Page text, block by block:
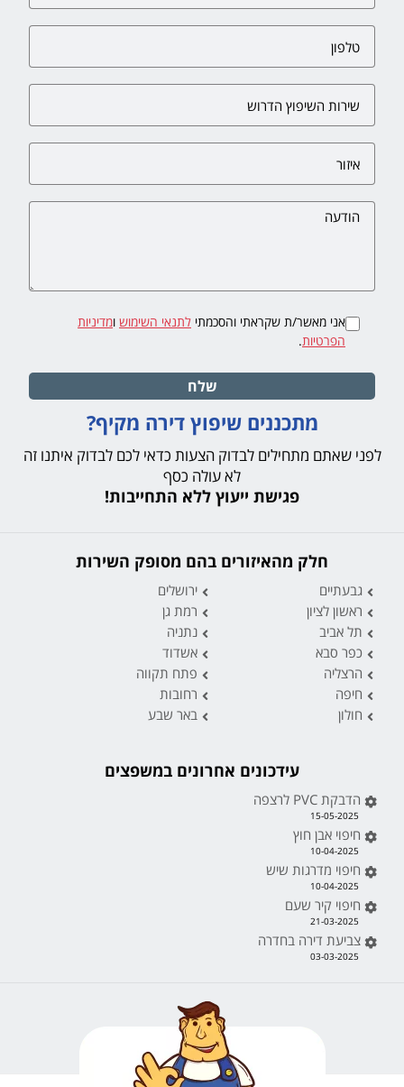
אני מאשר/ת שקראתי והסכמתי לתנאי השימוש ומדיניות
הפרטיות.
שלח
מתכננים שיפוץ דירה מקיף?
לפני שאתם מתחילים לבדוק הצעות כדאי לכם לבדוק איתנו זה
לא עולה כסף
פגישת ייעוץ ללא התחייבות!
חלק מהאיזורים בהם מסופק השירות
גבעתיים
ירושלים
ראשון לציון
רמת גן
תל אביב
נתניה
כפר סבא
אשדוד
הרצליה
פתח תקווה
חיפה
רחובות
חולון
באר שבע
עידכונים אחרונים במשפצים
הדבקת PVC לרצפה
15-05-2025
חיפוי אבן חוץ
10-04-2025
חיפוי מדרגות שיש
10-04-2025
חיפוי קיר שעם
21-03-2025
צביעת דירה בחדרה
03-03-2025